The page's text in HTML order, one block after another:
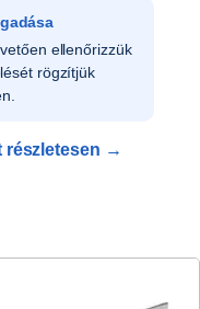
ellenőrizzük
rögzítjük
részletesen →